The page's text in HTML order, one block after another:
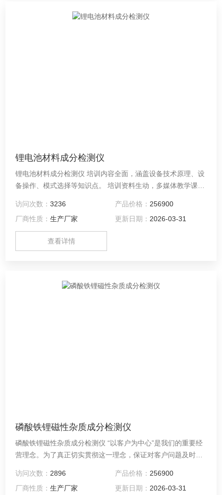
锂电池材料成分检测仪
锂电池材料成分检测仪 培训内容全面，涵盖设备技术原理、设
备操作、模式选择等知识点。 培训资料生动，多媒体教学课件
满足课堂教学、课后自学和实际操作的全面培训需要。
访问次数：3236 产品价格： 256900
厂商性质：生产厂家 更新日期： 2026-03-31
查看详情
磷酸铁锂磁性杂质成分检测仪
磷酸铁锂磁性杂质成分检测仪 “以客户为中心”是我们的重要经
营理念。为了真正切实贯彻这一理念，保证对客户问题及时响
统。公司客户服务中心向客户提供7*24 小时全时响应服务。
访问次数： 2896 产品价格： 256900
厂商性质：生产厂家 更新日期： 2026-03-31